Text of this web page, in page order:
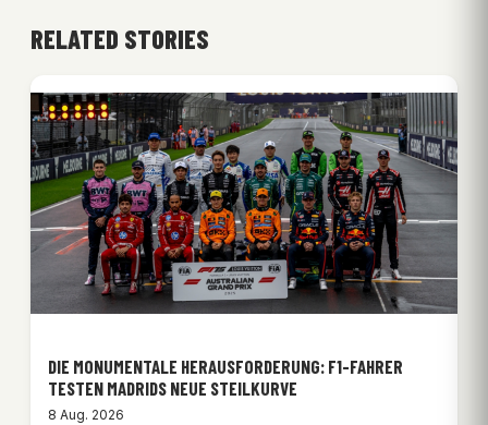
RELATED STORIES
DIE MONUMENTALE HERAUSFORDERUNG: F1-FAHRER
TESTEN MADRIDS NEUE STEILKURVE
8 Aug. 2026